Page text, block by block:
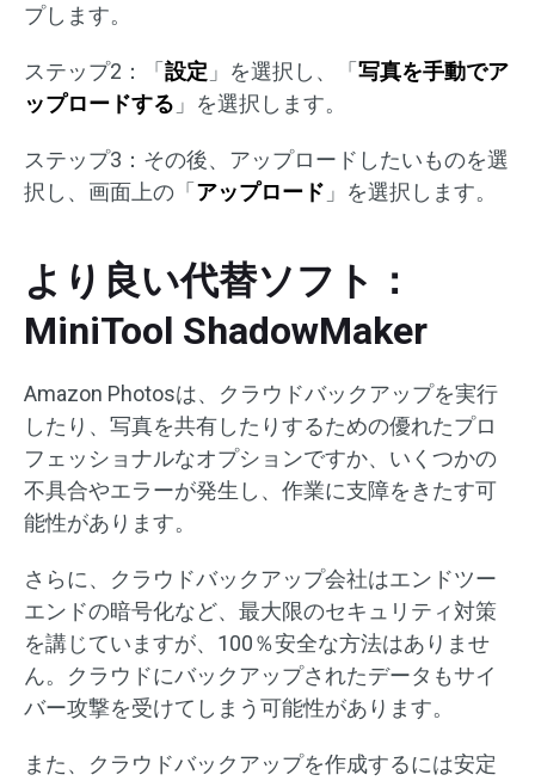
プします。
ステップ2：「設定 」を選択し、「写真を手動でア
ップロードする 」を選択します。
ステップ3：その後、アップロードしたいものを選
択し、画面上の「アップロード 」を選択します。
より良い代替ソフト：
MiniTool ShadowMaker
Amazon Photosは、クラウドバックアップを実行
したり、写真を共有したりするための優れたプロ
フェッショナルなオプションですか、いくつかの
不具合やエラーが発生し、作業に支障をきたす可
能性があります。
さらに、クラウドバックアップ会社はエンドツー
エンドの暗号化など、最大限のセキュリティ対策
を講じていますが、100％安全な方法はありませ
ん。クラウドにバックアップされたデータもサイ
バー攻撃を受けてしまう可能性があります。
また、クラウドバックアップを作成するには安定